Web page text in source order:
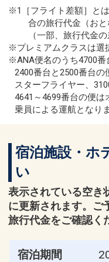
※1［フライト差額］と
合の旅行代金（お
（一部、旅行代金
※プレミアムクラスは選
※ANA便名のうち4700番
2400番台と2500番台
スターフライヤー、
4641～4699番台の便は
乗員による運航となり
宿泊施設・ホ
い
表示されている空き
に更新されます。ご
旅行代金をご確認く
宿泊期間